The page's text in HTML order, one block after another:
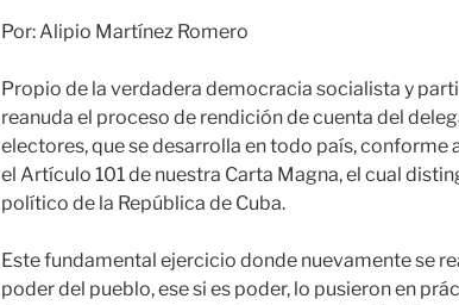
Por: Alipio Martínez Romero
Propio de la verdadera democracia socialista y
reanuda el proceso de rendición de cuenta del
electores, que se desarrolla en todo país, conforme
el Artículo 101 de nuestra Carta Magna, el cual
político de la República de Cuba.
Este fundamental ejercicio donde nuevamente se
poder del pueblo, ese si es poder, lo pusieron en